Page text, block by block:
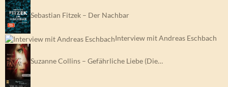
Sebastian Fitzek – Der Nachbar
Interview mit Andreas Eschbach
Suzanne Collins – Gefährliche Liebe (Die…